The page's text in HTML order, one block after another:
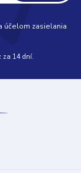
účelom zasielania
za 14 dní.